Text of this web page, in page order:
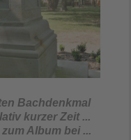
Bachdenkmal
kurzer Zeit ...
Album bei ...